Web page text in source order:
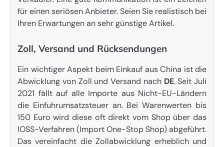
für einen seriösen Anbieter. Seien Sie realistisch bei
Ihren Erwartungen an sehr günstige Artikel.
Zoll, Versand und Rücksendungen
Ein wichtiger Aspekt beim Einkauf aus China ist die
Abwicklung von Zoll und Versand nach DE. Seit Juli
2021 fällt auf alle Importe aus Nicht-EU-Ländern
die Einfuhrumsatzsteuer an. Bei Warenwerten bis
150 Euro wird diese oft direkt vom Shop über das
IOSS-Verfahren (Import One-Stop Shop) abgeführt.
Das vereinfacht die Zollabwicklung erheblich und